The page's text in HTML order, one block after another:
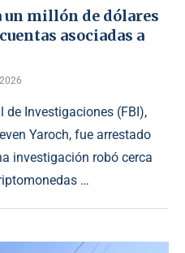
un millón de dólares
asociadas a
de Investigaciones (FBI),
Yaroch, fue arrestado
investigación robó cerca
…